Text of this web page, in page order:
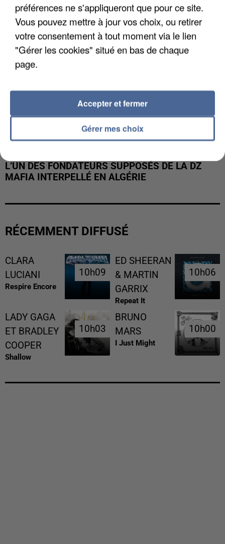
L’UN DES FONDATEURS SUPPOSÉS DE LA DZ
MAFIA INTERPELLÉ EN ALGÉRIE
RÉCEMMENT DIFFUSÉ
CLARA
LUCIANI
Respire Encore
10h09
10h09
ED SHEERAN
& MARTIN
GARRIX
Repeat It
10h06
10h06
LADY GAGA
ET BRADLEY
COOPER
Shallow
10h03
10h03
BRUNO
MARS
I Just Might
10h00
10h00
préférences ne s'appliqueront que pour ce site.
Vous pouvez mettre à jour vos choix, ou retirer
votre consentement à tout moment via le lien
"Gérer les cookies" situé en bas de chaque
page.
Gérer mes choix
Accepter et fermer